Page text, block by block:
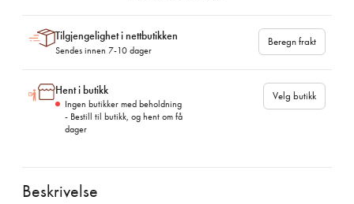
Tilgjengelighet i nettbutikken
Sendes innen 7-10 dager
Beregn frakt
Hent i butikk
Ingen butikker med beholdning
- Bestill til butikk, og hent om få
dager
Velg butikk
Beskrivelse